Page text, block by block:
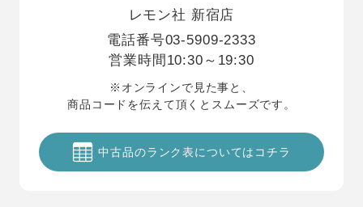
レモン社 新宿店
電話番号03-5909-2333
営業時間 10:30～19:30
※オンラインで見た事と、
商品コードを伝えて頂くとスムーズです。
中古品のランク表についてはコチラ